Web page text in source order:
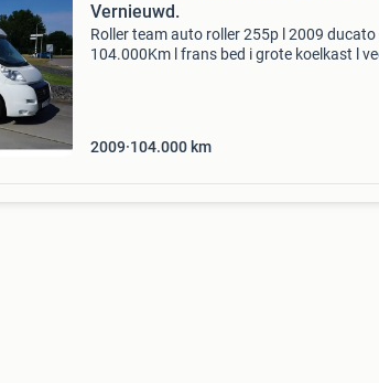
Vernieuwd.
Roller team auto roller 255p l 2009 ducato
104.000Km l frans bed i grote koelkast l
2009 104.000 km